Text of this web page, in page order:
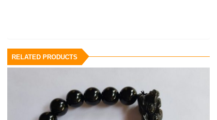
RELATED PRODUCTS